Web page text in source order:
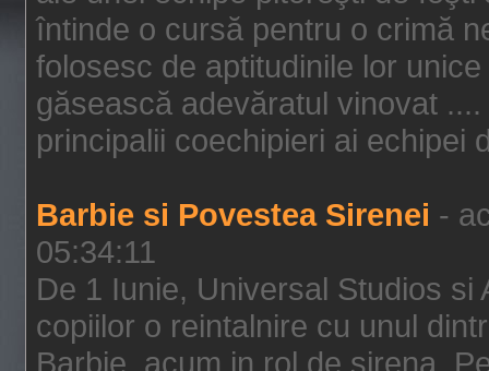
întinde o cursă pentru o crimă
folosesc de aptitudinile lor
găsească adevăratul vinovat
principalii coechipieri ai echipei
Barbie si Povestea Sirenei -
05:34:11
De 1 Iunie, Universal Studios si
copiilor o reintalnire cu unul
Barbie, acum in rol de sirena.